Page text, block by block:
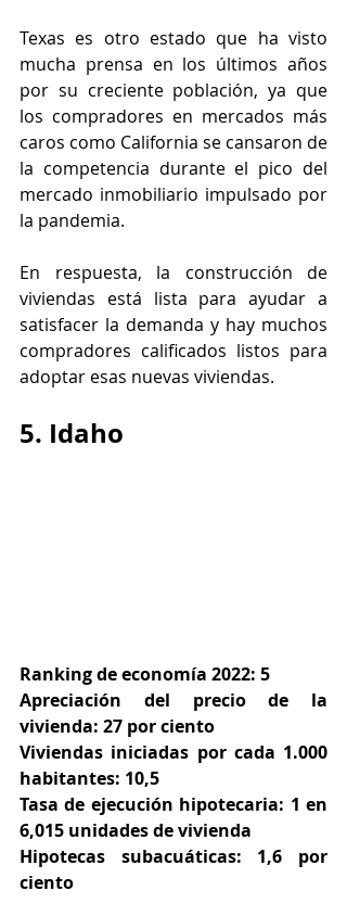
Texas es otro estado que ha visto
mucha prensa en los últimos años
por su creciente población, ya que
los compradores en mercados más
caros como California se cansaron de
la competencia durante el pico del
mercado inmobiliario impulsado por
la pandemia.
En respuesta, la construcción de
viviendas está lista para ayudar a
satisfacer la demanda y hay muchos
compradores calificados listos para
adoptar esas nuevas viviendas.
5. Idaho
Ranking de economía 2022: 5
Apreciación del precio de la
vivienda: 27 por ciento
Viviendas iniciadas por cada 1.000
habitantes: 10,5
Tasa de ejecución hipotecaria: 1 en
6,015 unidades de vivienda
Hipotecas subacuáticas: 1,6 por
ciento